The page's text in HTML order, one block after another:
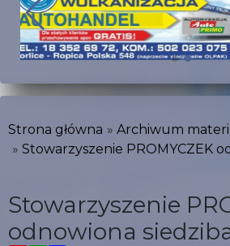
Strona główna
Archiwum
Stowarzyszenie PROMYCZEK
Stowarzyszenie
odnowiona